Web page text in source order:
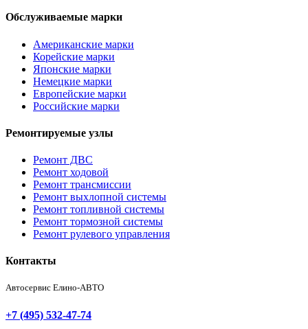
Обслуживаемые марки
Американские марки
Корейские марки
Японские марки
Немецкие марки
Европейские марки
Российские марки
Ремонтируемые узлы
Ремонт ДВС
Ремонт ходовой
Ремонт трансмиссии
Ремонт выхлопной системы
Ремонт топливной системы
Ремонт тормозной системы
Ремонт рулевого управления
Контакты
Автосервис Елино-АВТО
+7 (495) 532-47-74